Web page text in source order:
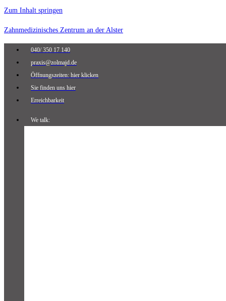
Zum Inhalt springen
Zahnmedizinisches Zentrum an der Alster
040/ 350 17 140
praxis@zolmajd.de
Öffnungszeiten: hier klicken
Sie finden uns hier
Erreichbarkeit
We talk: